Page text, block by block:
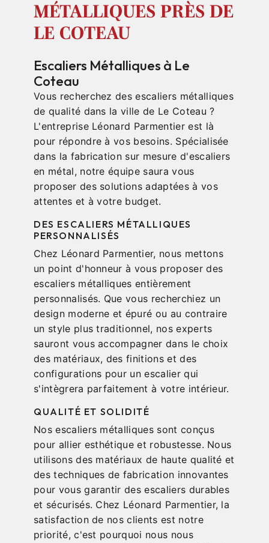
MÉTALLIQUES PRÈS DE
LE COTEAU
Escaliers Métalliques à Le
Coteau
Vous recherchez des escaliers métalliques
de qualité dans la ville de Le Coteau ?
L'entreprise Léonard Parmentier est là
pour répondre à vos besoins. Spécialisée
dans la fabrication sur mesure d'escaliers
en métal, notre équipe saura vous
proposer des solutions adaptées à vos
attentes et à votre budget.
DES ESCALIERS MÉTALLIQUES
PERSONNALISÉS
Chez Léonard Parmentier, nous mettons
un point d'honneur à vous proposer des
escaliers métalliques entièrement
personnalisés. Que vous recherchiez un
design moderne et épuré ou au contraire
un style plus traditionnel, nos experts
sauront vous accompagner dans le choix
des matériaux, des finitions et des
configurations pour un escalier qui
s'intègrera parfaitement à votre intérieur.
QUALITÉ ET SOLIDITÉ
Nos escaliers métalliques sont conçus
pour allier esthétique et robustesse. Nous
utilisons des matériaux de haute qualité et
des techniques de fabrication innovantes
pour vous garantir des escaliers durables
et sécurisés. Chez Léonard Parmentier, la
satisfaction de nos clients est notre
priorité, c'est pourquoi nous nous